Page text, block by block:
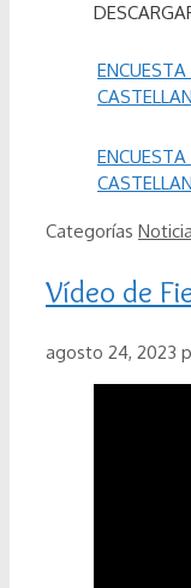
ENCUESTA
Categorías
Vídeo de
agosto 24, 2023